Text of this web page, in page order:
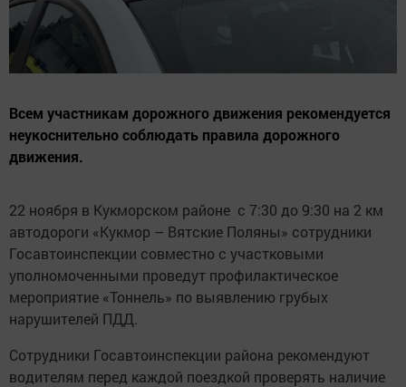
Всем участникам дорожного движения рекомендуется
неукоснительно соблюдать правила дорожного
движения.
22 ноября в Кукморском районе с 7:30 до 9:30 на 2 км
автодороги «Кукмор – Вятские Поляны» сотрудники
Госавтоинспекции совместно с участковыми
уполномоченными проведут профилактическое
мероприятие «Тоннель» по выявлению грубых
нарушителей ПДД.
Сотрудники Госавтоинспекции района рекомендуют
водителям перед каждой поездкой проверять наличие